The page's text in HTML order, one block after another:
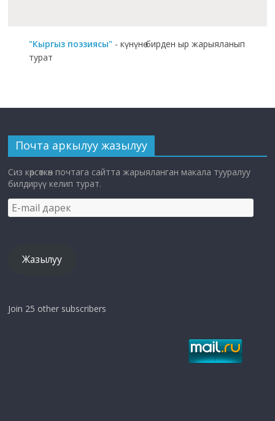
"Кыргыз поэзиясы" - күнүнө бирден ыр жарыяланып
турат
Почта аркылуу жазылуу
Сиз көрсөткөн почтага сайтта жарыяланган макала тууралуу
билдирүү келип турат.
E-
mail
Жазылуу
Join 25 other subscribers